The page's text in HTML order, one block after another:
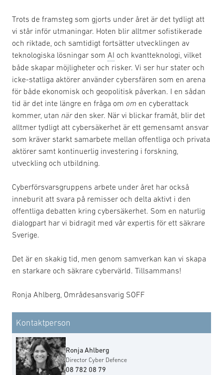
Trots de framsteg som gjorts under året är det tydligt att
vi står inför utmaningar. Hoten blir alltmer sofistikerade
och riktade, och samtidigt fortsätter utvecklingen av
teknologiska lösningar som AI och kvantteknologi, vilket
både skapar möjligheter och risker. Vi ser hur stater och
icke-statliga aktörer använder cybersfären som en arena
för både ekonomisk och geopolitisk påverkan. I en sådan
tid är det inte längre en fråga om om en cyberattack
kommer, utan närden sker. När vi blickar framåt, blir det
alltmer tydligt att cybersäkerhet är ett gemensamt ansvar
som kräver starkt samarbete mellan offentliga och privata
aktörer samt kontinuerlig investering i forskning,
utveckling och utbildning.
Cyberförsvarsgruppens arbete under året har också
inneburit att svara på remisser och delta aktivt i den
offentliga debatten kring cybersäkerhet. Som en naturlig
dialogpart har vi bidragit med vår expertis för ett säkrare
Sverige.
Det är en skakig tid, men genom samverkan kan vi skapa
en starkare och säkrare cybervärld. Tillsammans!
Ronja Ahlberg, Områdesansvarig SOFF
Kontaktperson
Ronja Ahlberg
Director Cyber Defence
08 782 08 79